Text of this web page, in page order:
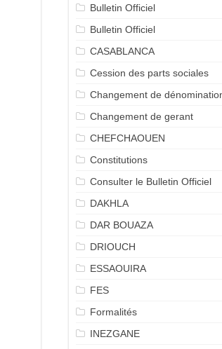
Bulletin Officiel
Bulletin Officiel
CASABLANCA
Cession des parts sociales
Changement de
Changement de gerant
CHEFCHAOUEN
Constitutions
Consulter le Bulletin Officiel
DAKHLA
DAR BOUAZA
DRIOUCH
ESSAOUIRA
FES
Formalités
INEZGANE